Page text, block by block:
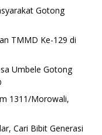
Gotong
TMMD Ke-129 di
Umbele Gotong
1311/Morowali,
Cari Bibit Generasi